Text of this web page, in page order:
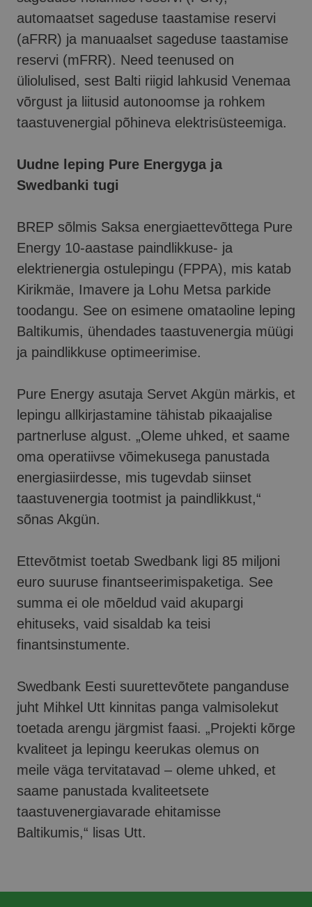
automaatset sageduse taastamise reservi
(aFRR) ja manuaalset sageduse taastamise
reservi (mFRR). Need teenused on
üliolulised, sest Balti riigid lahkusid Venemaa
võrgust ja liitusid autonoomse ja rohkem
taastuvenergial põhineva elektrisüsteemiga.
Uudne leping Pure Energyga ja
Swedbanki tugi
BREP sõlmis Saksa energiaettevõttega Pure
Energy 10-aastase paindlikkuse- ja
elektrienergia ostulepingu (FPPA), mis katab
Kirikmäe, Imavere ja Lohu Metsa parkide
toodangu. See on esimene omataoline leping
Baltikumis, ühendades taastuvenergia müügi
ja paindlikkuse optimeerimise.
Pure Energy asutaja Servet Akgün märkis, et
lepingu allkirjastamine tähistab pikaajalise
partnerluse algust. „Oleme uhked, et saame
oma operatiivse võimekusega panustada
energiasiirdesse, mis tugevdab siinset
taastuvenergia tootmist ja paindlikkust,“
sõnas Akgün.
Ettevõtmist toetab Swedbank ligi 85 miljoni
euro suuruse finantseerimispaketiga. See
summa ei ole mõeldud vaid akupargi
ehituseks, vaid sisaldab ka teisi
finantsinstumente.
Swedbank Eesti suurettevõtete panganduse
juht Mihkel Utt kinnitas panga valmisolekut
toetada arengu järgmist faasi. „Projekti kõrge
kvaliteet ja lepingu keerukas olemus on
meile väga tervitatavad – oleme uhked, et
saame panustada kvaliteetsete
taastuvenergiavarade ehitamisse
Baltikumis,“ lisas Utt.